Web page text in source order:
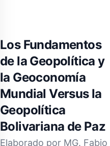
Los Fundamentos
de la Geopolítica y
la Geoconomía
Mundial Versus la
Geopolítica
Bolivariana de Paz
Elaborado por MG. Fabio